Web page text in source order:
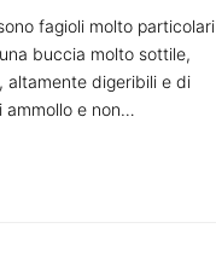
fagioli molto particolari
buccia molto sottile,
altamente digeribili e di
e non…